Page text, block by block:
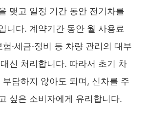
맺고 일정 기간 동안 전기차를
니다. 계약기간 동안 월 사용료
·세금·정비 등 차량 관리의 대부
신 처리합니다. 따라서 초기 차
부담하지 않아도 되며, 신차를 주
싶은 소비자에게 유리합니다.